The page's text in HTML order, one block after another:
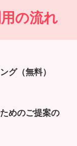
の流れ
グ（無料）
めのご提案の